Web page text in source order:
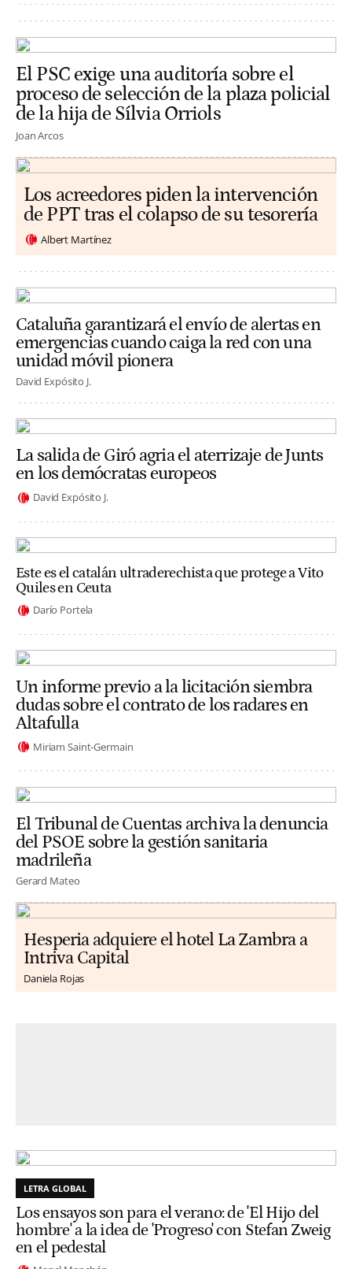
El PSC exige una auditoría sobre el
proceso de selección de la plaza policial
de la hija de Sílvia Orriols
Joan Arcos
Los acreedores piden la intervención
de PPT tras el colapso de su tesorería
Albert Martínez
Cataluña garantizará el envío de alertas en
emergencias cuando caiga la red con una
unidad móvil pionera
David Expósito J.
La salida de Giró agria el aterrizaje de Junts
en los demócratas europeos
David Expósito J.
Este es el catalán ultraderechista que protege a Vito
Quiles en Ceuta
Darío Portela
Un informe previo a la licitación siembra
dudas sobre el contrato de los radares en
Altafulla
Miriam Saint-Germain
El Tribunal de Cuentas archiva la denuncia
del PSOE sobre la gestión sanitaria
madrileña
Gerard Mateo
Hesperia adquiere el hotel La Zambra a
Intriva Capital
Daniela Rojas
LETRA GLOBAL
Los ensayos son para el verano: de 'El Hijo del
hombre' a la idea de 'Progreso' con Stefan Zweig
en el pedestal